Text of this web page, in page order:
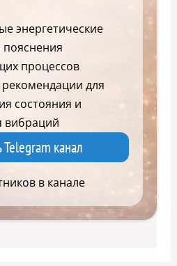
энергетические
процессов
для
состояния и
Telegram канал
в канале